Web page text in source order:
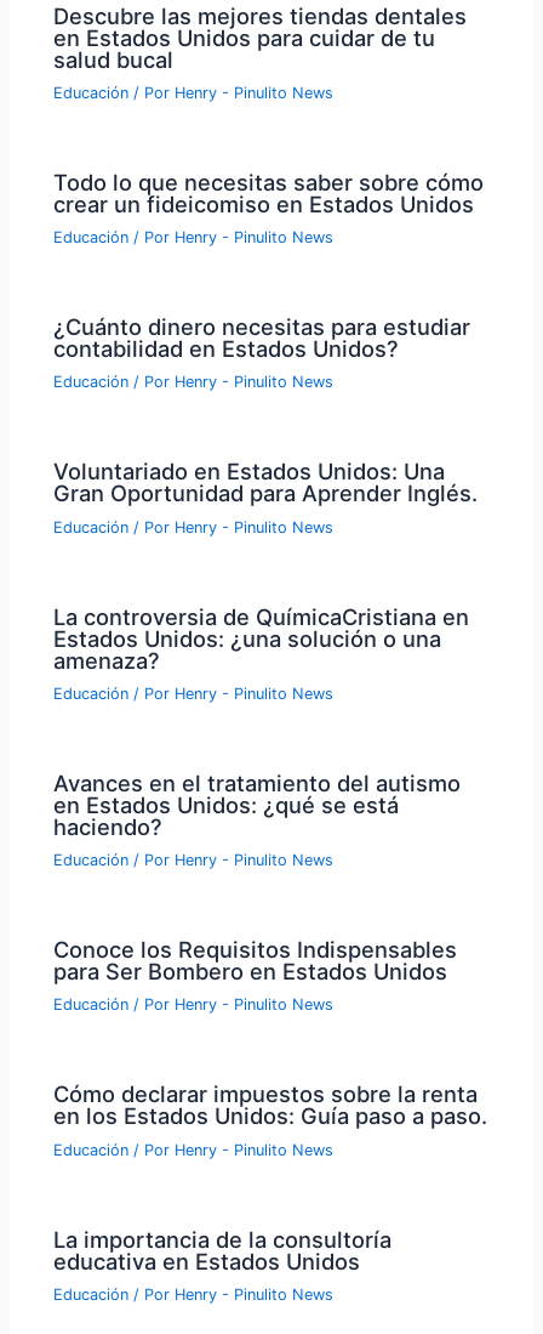
Descubre las mejores tiendas dentales
en Estados Unidos para cuidar de tu
salud bucal
Educación / Por Henry - Pinulito News
Todo lo que necesitas saber sobre cómo
crear un fideicomiso en Estados Unidos
Educación / Por Henry - Pinulito News
¿Cuánto dinero necesitas para estudiar
contabilidad en Estados Unidos?
Educación / Por Henry - Pinulito News
Voluntariado en Estados Unidos: Una
Gran Oportunidad para Aprender Inglés.
Educación / Por Henry - Pinulito News
La controversia de QuímicaCristiana en
Estados Unidos: ¿una solución o una
amenaza?
Educación / Por Henry - Pinulito News
Avances en el tratamiento del autismo
en Estados Unidos: ¿qué se está
haciendo?
Educación / Por Henry - Pinulito News
Conoce los Requisitos Indispensables
para Ser Bombero en Estados Unidos
Educación / Por Henry - Pinulito News
Cómo declarar impuestos sobre la renta
en los Estados Unidos: Guía paso a paso.
Educación / Por Henry - Pinulito News
La importancia de la consultoría
educativa en Estados Unidos
Educación / Por Henry - Pinulito News